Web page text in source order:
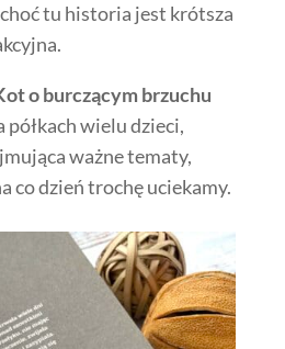
tu historia jest krótsza
o burczącym brzuchu
półkach wielu dzieci,
ważne tematy,
co dzień trochę uciekamy.